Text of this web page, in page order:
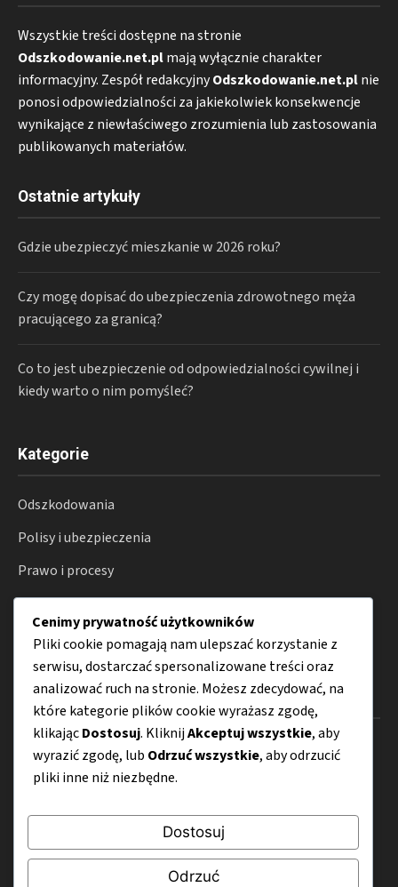
Wszystkie treści dostępne na stronie
Odszkodowanie.net.plmają wyłącznie charakter
informacyjny. Zespół redakcyjnyOdszkodowanie.net.plnie
ponosi odpowiedzialności za jakiekolwiek konsekwencje
wynikające z niewłaściwego zrozumienia lub zastosowania
publikowanych materiałów.
Ostatnie artykuły
Gdzie ubezpieczyć mieszkanie w 2026 roku?
Czy mogę dopisać do ubezpieczenia zdrowotnego męża
pracującego za granicą?
Co to jest ubezpieczenie od odpowiedzialności cywilnej i
kiedy warto o nim pomyśleć?
Kategorie
Odszkodowania
Polisy i ubezpieczenia
Prawo i procesy
Konsument
Porady
Menu
Kontakt
Mapa strony
Polityka prywatności
Cenimy prywatność użytkowników
Pliki cookie pomagają nam ulepszać korzystanie z
serwisu, dostarczać spersonalizowane treści oraz
analizować ruch na stronie. Możesz zdecydować, na
które kategorie plików cookie wyrażasz zgodę,
klikającDostosuj. KliknijAkceptuj wszystkie, aby
wyrazić zgodę, lub Odrzuć wszystkie, aby odrzucić
pliki inne niż niezbędne.
Dostosuj
Odrzuć